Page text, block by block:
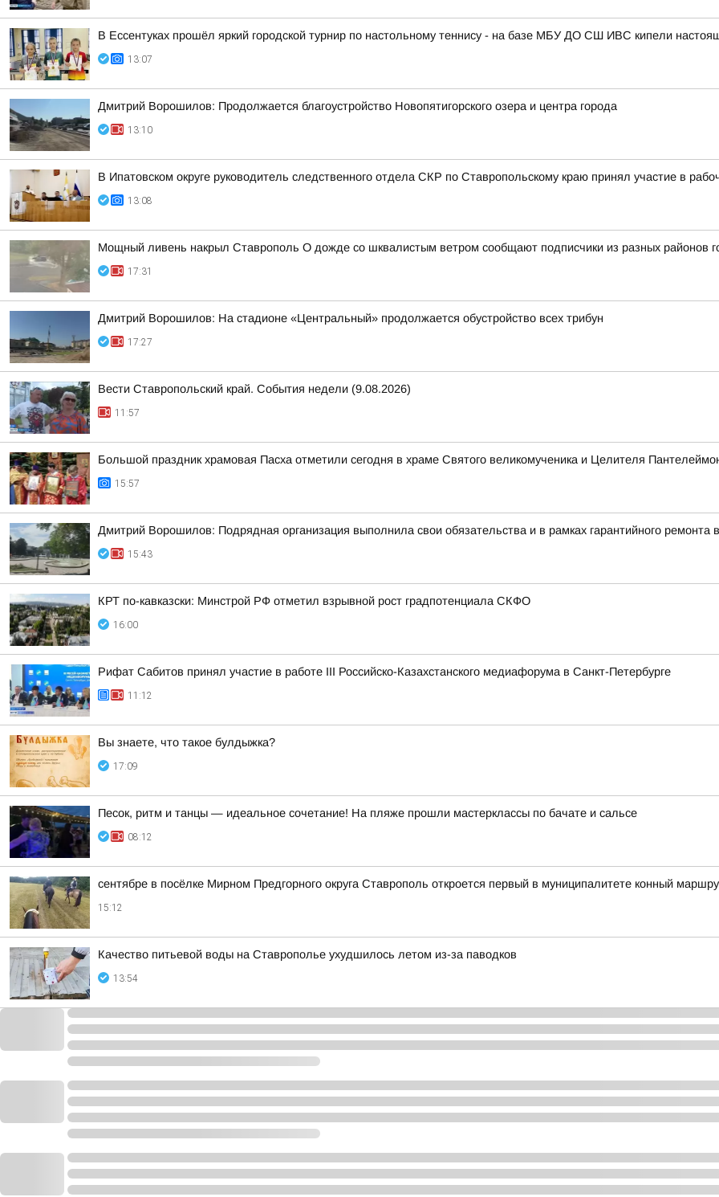
В Ессентуках прошёл яркий городской турнир по настольному теннису - на базе МБУ ДО СШ ИВС кипели
13:07
Дмитрий Ворошилов: Продолжается благоустройство Новопятигорского озера и центра города
13:10
В Ипатовском округе руководитель следственного отдела СКР по Ставропольскому краю принял участие в
13:08
Мощный ливень накрыл Ставрополь О дожде со шквалистым ветром сообщают подписчики из разных районов
17:31
Дмитрий Ворошилов: На стадионе «Центральный» продолжается обустройство всех трибун
17:27
Вести Ставропольский край. События недели (9.08.2026)
11:57
Большой праздник храмовая Пасха отметили сегодня в храме Святого великомученика и Целителя
15:57
Дмитрий Ворошилов: Подрядная организация выполнила свои обязательства и в рамках гарантийного ремонта
15:43
КРТ по-кавказски: Минстрой РФ отметил взрывной рост градпотенциала СКФО
16:00
Рифат Сабитов принял участие в работе III Российско-Казахстанского медиафорума в Санкт-Петербурге
11:12
Вы знаете, что такое булдыжка?
17:09
Песок, ритм и танцы — идеальное сочетание! На пляже прошли мастерклассы по бачате и сальсе
08:12
сентябре в посёлке Мирном Предгорного округа Ставрополь откроется первый в муниципалитете конный
15:12
Качество питьевой воды на Ставрополье ухудшилось летом из-за паводков
13:54